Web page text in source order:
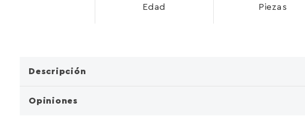
Edad Piezas
Descripción
Opiniones